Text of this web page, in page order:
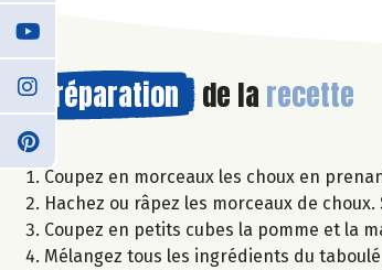
Préparation de la recette
Coupez en morceaux les choux en
Hachez ou râpez les morceaux de
Coupez en petits cubes la pomme et la
Mélangez tous les ingrédients du